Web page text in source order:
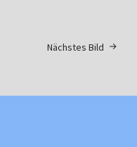
Nächstes Bild